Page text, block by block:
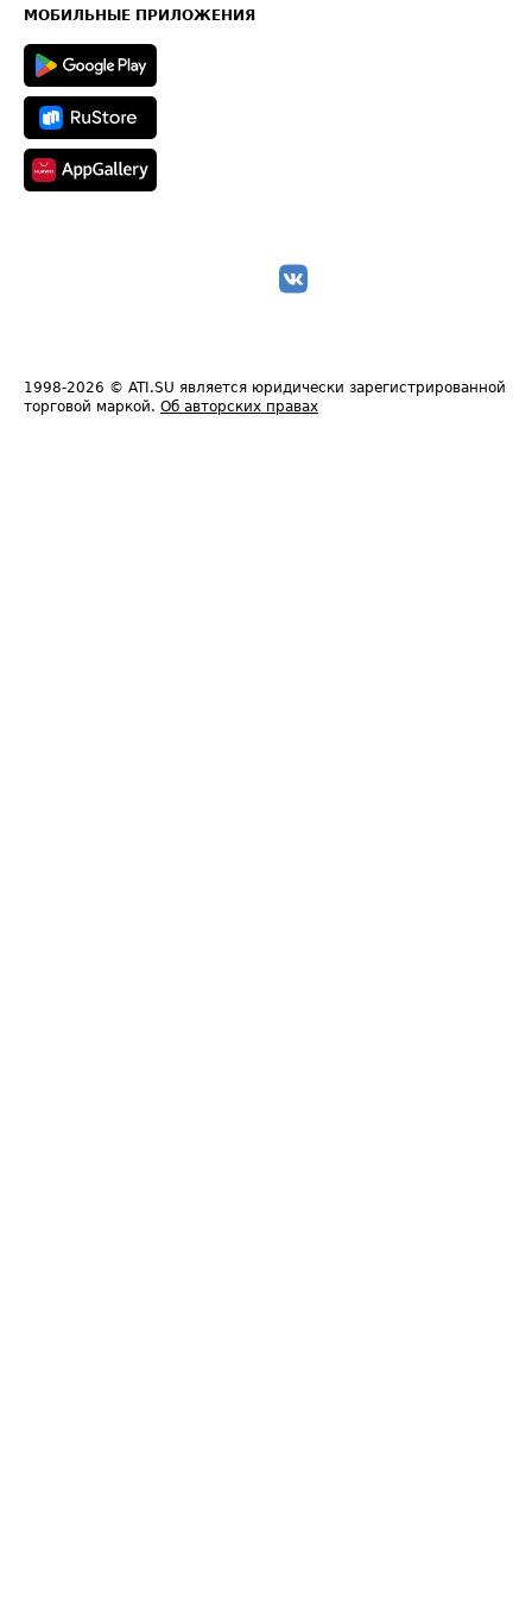
Техническая информация
МОБИЛЬНЫЕ ПРИЛОЖЕНИЯ
1998-2026 © ATI.SU является юридически зарегистрированной
торговой маркой. Об авторских правах